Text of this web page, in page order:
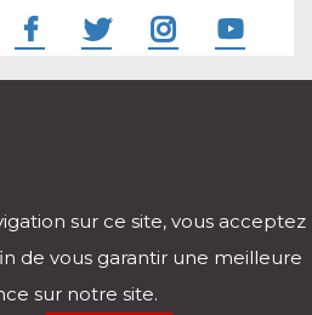
pour iOs et Android
sur ce site, vous acceptez
de vous garantir une meilleure
sur notre site.